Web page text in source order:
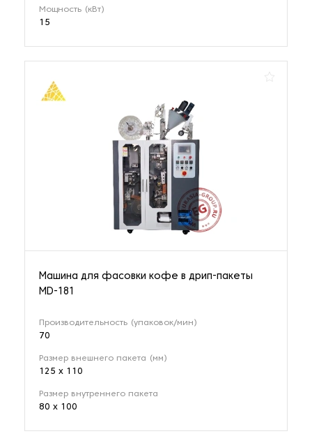
Мощность (кВт)
15
Машина для фасовки кофе в дрип-пакеты
MD-181
Производительность (упаковок/мин)
70
Размер внешнего пакета (мм)
125 x 110
Размер внутреннего пакета
80 x 100